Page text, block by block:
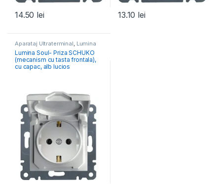
14.50 lei 13.10 lei
Aparataj Ultraterminal, Lumina
Lumina Soul- Priza SCHUKO
(mecanism cu tasta frontala),
cu capac, alb lucios